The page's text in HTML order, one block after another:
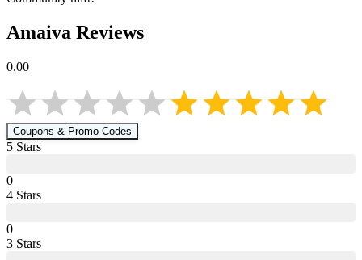
Amaiva Reviews
0.00
Coupons & Promo Codes
5 Stars
0
4 Stars
0
3 Stars